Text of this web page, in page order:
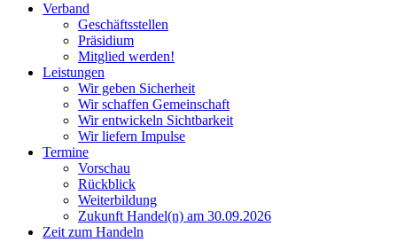
Verband
Geschäftsstellen
Präsidium
Mitglied werden!
Leistungen
Wir geben Sicherheit
Wir schaffen Gemeinschaft
Wir entwickeln Sichtbarkeit
Wir liefern Impulse
Termine
Vorschau
Rückblick
Weiterbildung
Zukunft Handel(n) am 30.09.2026
Zeit zum Handeln